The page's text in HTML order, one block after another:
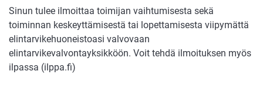
Sinun tulee ilmoittaa toimijan vaihtumisesta sekä
toiminnan keskeyttämisestä tai lopettamisesta viipymättä
elintarvikehuoneistoasi valvovaan
elintarvikevalvontayksikköön. Voit tehdä ilmoituksen myös
ilpassa (ilppa.fi)